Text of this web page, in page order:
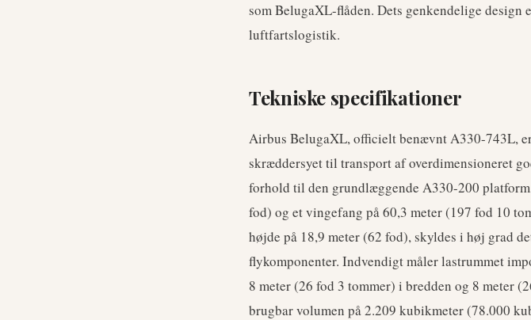
som BelugaXL-flåden. Dets genkendelige
luftfartslogistik.
Tekniske specifikationer
Airbus BelugaXL, officielt benævnt A330-743L,
skræddersyet til transport af overdimensioneret
forhold til den grundlæggende A330-200
fod) og et vingefang på 60,3 meter (197 fod 10
højde på 18,9 meter (62 fod), skyldes i høj grad
flykomponenter. Indvendigt måler lastrummet
8 meter (26 fod 3 tommer) i bredden og 8 meter
brugbar volumen på 2.209 kubikmeter (78.000